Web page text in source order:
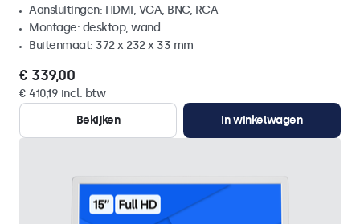
Aansluitingen: HDMI, VGA, BNC, RCA
Montage: desktop, wand
Buitenmaat: 372 x 232 x 33 mm
€ 339,00
€ 410,19 incl. btw
Bekijken
In winkelwagen